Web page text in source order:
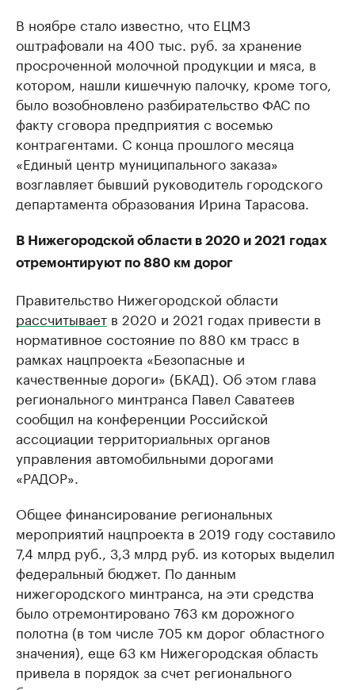
В ноябре стало известно, что ЕЦМЗ
оштрафовали на 400 тыс. руб. за хранение
просроченной молочной продукции и мяса, в
котором, нашли кишечную палочку, кроме того,
было возобновлено разбирательство ФАС по
факту сговора предприятия с восемью
контрагентами. С конца прошлого месяца
«Единый центр муниципального заказа»
возглавляет бывший руководитель городского
департамента образования Ирина Тарасова.
В Нижегородской области в 2020 и 2021 годах
отремонтируют по 880 км дорог
Правительство Нижегородской области
рассчитывает в 2020 и 2021 годах привести в
нормативное состояние по 880 км трасс в
рамках нацпроекта «Безопасные и
качественные дороги» (БКАД). Об этом глава
регионального минтранса Павел Саватеев
сообщил на конференции Российской
ассоциации территориальных органов
управления автомобильными дорогами
«РАДОР».
Общее финансирование региональных
мероприятий нацпроекта в 2019 году составило
7,4 млрд руб., 3,3 млрд руб. из которых выделил
федеральный бюджет. По данным
нижегородского минтранса, на эти средства
было отремонтировано 763 км дорожного
полотна (в том числе 705 км дорог областного
значения), еще 63 км Нижегородская область
привела в порядок за счет регионального